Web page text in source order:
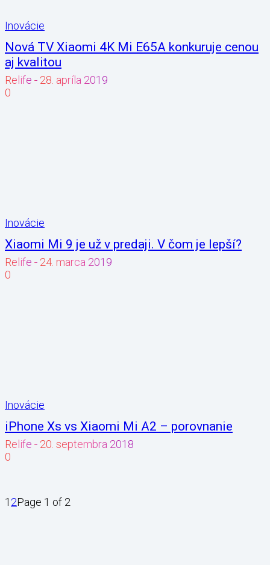
Inovácie
Nová TV Xiaomi 4K Mi E65A konkuruje cenou
aj kvalitou
Relife - 28. apríla 2019
0
Inovácie
Xiaomi Mi 9 je už v predaji. V čom je lepší?
Relife - 24. marca 2019
0
Inovácie
iPhone Xs vs Xiaomi Mi A2 – porovnanie
Relife - 20. septembra 2018
0
1 2Page 1 of 2